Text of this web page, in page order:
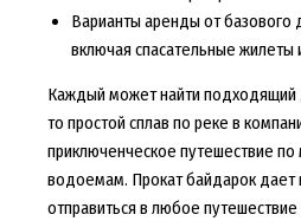
Варианты аренды от базового
включая спасательные жилеты
Каждый может найти подходящий
то простой сплав по реке в
приключенческое путешествие
водоемам. Прокат байдарок дает
отправиться в любое